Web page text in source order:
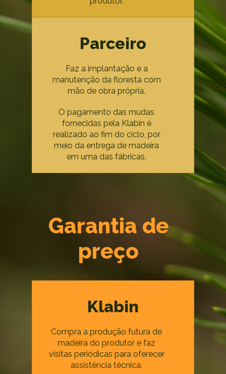
Parceiro
Faz a implantação e a
manutenção da floresta com
mão de obra própria.
O pagamento das mudas
fornecidas pela Klabin é
realizado ao fim do ciclo, por
meio da entrega de madeira
em uma das fábricas.
Garantia de
preço
Klabin
Compra a produção futura de
madeira do produtor e faz
visitas periódicas para oferecer
assistência técnica.